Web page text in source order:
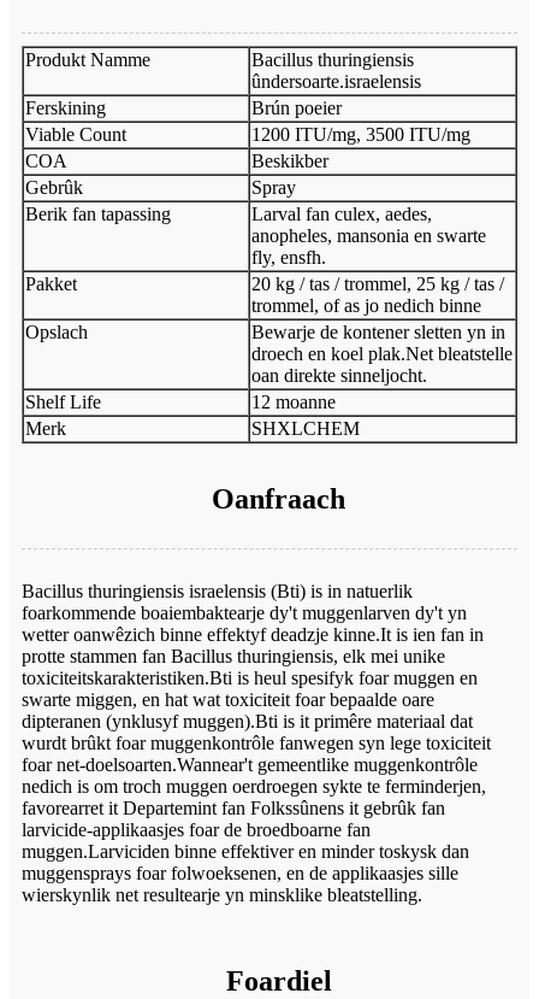
Produkt Namme
Bacillus thuringiensis
ûndersoarte.israelensis
Ferskining
Brún poeier
Viable Count
1200 ITU/mg, 3500 ITU/mg
COA
Beskikber
Gebrûk
Spray
Berik fan tapassing
Larval fan culex, aedes,
anopheles, mansonia en swarte
fly, ensfh.
Pakket
20 kg / tas / trommel, 25 kg / tas /
trommel, of as jo nedich binne
Opslach
Bewarje de kontener sletten yn in
droech en koel plak.Net bleatstelle
oan direkte sinneljocht.
Shelf Life
12 moanne
Merk
SHXLCHEM
Oanfraach
Bacillus thuringiensis israelensis (Bti) is in natuerlik
foarkommende boaiembaktearje dy't muggenlarven dy't yn
wetter oanwêzich binne effektyf deadzje kinne.It is ien fan in
protte stammen fan Bacillus thuringiensis, elk mei unike
toxiciteitskarakteristiken.Bti is heul spesifyk foar muggen en
swarte miggen, en hat wat toxiciteit foar bepaalde oare
dipteranen (ynklusyf muggen).Bti is it primêre materiaal dat
wurdt brûkt foar muggenkontrôle fanwegen syn lege toxiciteit
foar net-doelsoarten.Wannear't gemeentlike muggenkontrôle
nedich is om troch muggen oerdroegen sykte te ferminderjen,
favorearret it Departemint fan Folkssûnens it gebrûk fan
larvicide-applikaasjes foar de broedboarne fan
muggen.Larviciden binne effektiver en minder toskysk dan
muggensprays foar folwoeksenen, en de applikaasjes sille
wierskynlik net resultearje yn minsklike bleatstelling.
Foardiel